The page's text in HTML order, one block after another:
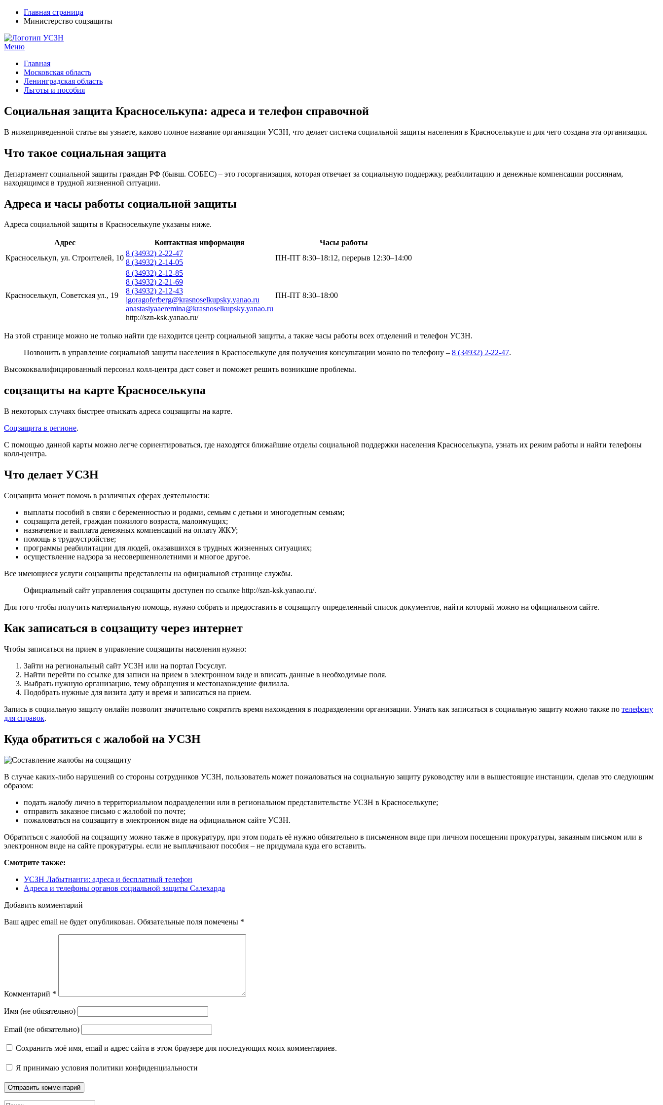
Главная страница
Министерство соцзащиты
Меню
Главная
Московская область
Ленинградская область
Льготы и пособия
Социальная защита Красноселькупа: адреса и телефон справочной
В нижеприведенной статье вы узнаете, каково полное название организации УСЗН, что делает система социальной защиты населения в Красноселькупе и для чего создана эта организация.
Что такое социальная защита
Департамент социальной защиты граждан РФ (бывш. СОБЕС) – это госорганизация, которая отвечает за социальную поддержку, реабилитацию и денежные компенсации россиянам,
находящимся в трудной жизненной ситуации.
Адреса и часы работы социальной защиты
Адреса социальной защиты в Красноселькупе указаны ниже.
Адрес Контактная информация
Часы работы
Красноселькуп, ул. Строителей, 10
8 (34932) 2-22-47
8 (34932) 2-14-05
ПН-ПТ 8:30–18:12, перерыв 12:30–14:00
Красноселькуп, Советская ул., 19
8 (34932) 2-12-85
8 (34932) 2-21-69
8 (34932) 2-12-43
igoragoferberg@krasnoselkupsky.yanao.ru
anastasiyaaeremina@krasnoselkupsky.yanao.ru
http://szn-ksk.yanao.ru/
ПН-ПТ 8:30–18:00
На этой странице можно не только найти где находится центр социальной защиты, а также часы работы всех отделений и телефон УСЗН.
Позвонить в управление социальной защиты населения в Красноселькупе для получения консультации можно по телефону – 8 (34932) 2-22-47.
Высококвалифицированный персонал колл-центра даст совет и поможет решить возникшие проблемы.
соцзащиты на карте Красноселькупа
В некоторых случаях быстрее отыскать адреса соцзащиты на карте.
Соцзащита в регионе.
С помощью данной карты можно легче сориентироваться, где находятся ближайшие отделы социальной поддержки населения Красноселькупа, узнать их режим работы и найти телефоны
колл-центра.
Что делает УСЗН
Соцзащита может помочь в различных сферах деятельности:
выплаты пособий в связи с беременностью и родами, семьям с детьми и многодетным семьям;
соцзащита детей, граждан пожилого возраста, малоимущих;
назначение и выплата денежных компенсаций на оплату ЖКУ;
помощь в трудоустройстве;
программы реабилитации для людей, оказавшихся в трудных жизненных ситуациях;
осуществление надзора за несовершеннолетними и многое другое.
Все имеющиеся услуги соцзащиты представлены на официальной странице службы.
Официальный сайт управления соцзащиты доступен по ссылке http://szn-ksk.yanao.ru/.
Для того чтобы получить материальную помощь, нужно собрать и предоставить в соцзащиту определенный список документов, найти который можно на официальном сайте.
Как записаться в соцзащиту через интернет
Чтобы записаться на прием в управление соцзащиты населения нужно:
Зайти на региональный сайт УСЗН или на портал Госуслуг.
Найти перейти по ссылке для записи на прием в электронном виде и вписать данные в необходимые поля.
Выбрать нужную организацию, тему обращения и местонахождение филиала.
Подобрать нужные для визита дату и время и записаться на прием.
Запись в социальную защиту онлайн позволит значительно сократить время нахождения в подразделении организации. Узнать как записаться в социальную защиту можно также по телефону
для справок.
Куда обратиться с жалобой на УСЗН
В случае каких-либо нарушений со стороны сотрудников УСЗН, пользователь может пожаловаться на социальную защиту руководству или в вышестоящие инстанции, сделав это следующим
образом:
подать жалобу лично в территориальном подразделении или в региональном представительстве УСЗН в Красноселькупе;
отправить заказное письмо с жалобой по почте;
пожаловаться на соцзащиту в электронном виде на официальном сайте УСЗН.
Обратиться с жалобой на соцзащиту можно также в прокуратуру, при этом подать её нужно обязательно в письменном виде при личном посещении прокуратуры, заказным письмом или в
электронном виде на сайте прокуратуры. если не выплачивают пособия – не придумала куда его вставить.
Смотрите также:
УСЗН Лабытнанги: адреса и бесплатный телефон
Адреса и телефоны органов социальной защиты Салехарда
Добавить комментарий
Ваш адрес email не будет опубликован. Обязательные поля помечены *
Комментарий *
Имя (не обязательно)
Email (не обязательно)
Сохранить моё имя, email и адрес сайта в этом браузере для последующих моих комментариев.
Я принимаю условия политики конфиденциальности